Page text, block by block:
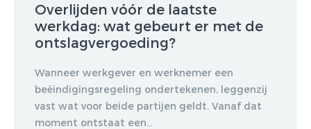
Overlijden vóór de laatste
werkdag: wat gebeurt er met de
ontslagvergoeding?
Wanneer werkgever en werknemer een
beëindigingsregeling ondertekenen, leggenzij
vast wat voor beide partijen geldt. Vanaf dat
moment ontstaat een...